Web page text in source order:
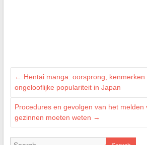
← Hentai manga: oorsprong,
ongelooflijke populariteit in Japan
Procedures en gevolgen van het melden
gezinnen moeten weten →